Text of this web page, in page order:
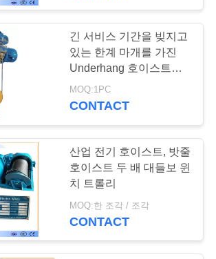
긴 서비스 기간을 빚지고
있는 한계 마개를 가진
Underhang 호이스트
CD/MD 산업 전기 호이
스트
MOQ:1PC
CONTACT
산업 전기 호이스트, 밧줄
호이스트 두 배 대들보 윈
치 트롤리
MOQ:한 조각 / 조각
CONTACT